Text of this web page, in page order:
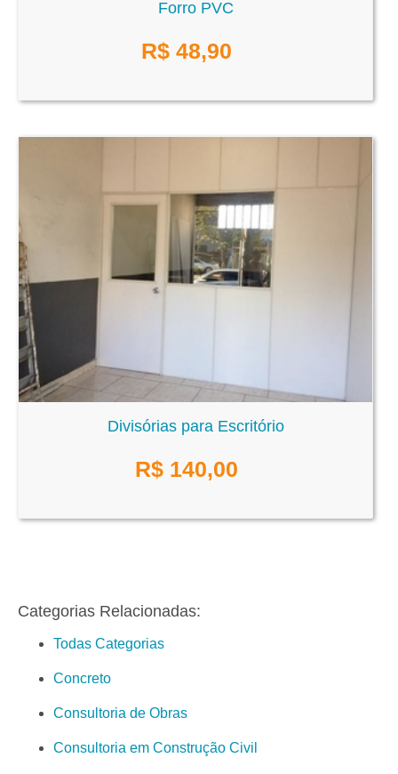
Forro PVC
R$ 48,90
Divisórias para Escritório
R$ 140,00
Categorias Relacionadas:
Todas Categorias
Concreto
Consultoria de Obras
Consultoria em Construção Civil